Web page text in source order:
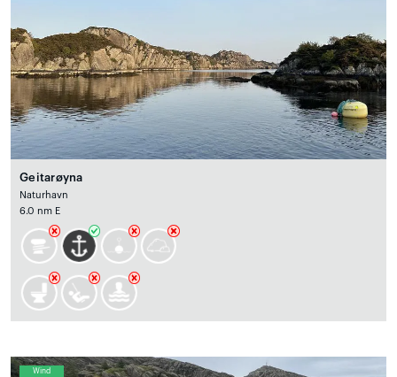
Geitarøyna
Naturhavn
6.0 nm E
Wind